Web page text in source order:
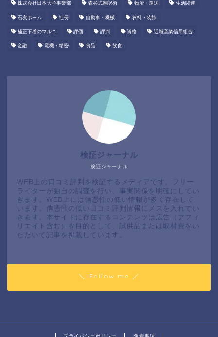
株式会社日本大学事業部 森谷式翻訳術 物流・運送 生活関連
石友ホーム 社長 自動車・機械 衣料・装飾
補正下着のマルコ 評価 評判 資格 近畿産業信用組合
金融 電機・精密 食品 飲食
検証ジャーナル
検証ジャーナル
WEB上の口コミ評判を検証するメディアです。フリー
ライターが独自の調査を行い、事実関係を明確にしてい
きます。WEB上には信憑性の低い情報が多く存在して
います。信憑性の低い口コミ評判情報にメスを入れてい
きます。本サイトに存在するコンテンツは広告（アフィ
リエイト含む）を目的として、試供品または取材費をい
ただいて記事を掲載しています。
＼ Follow me ／